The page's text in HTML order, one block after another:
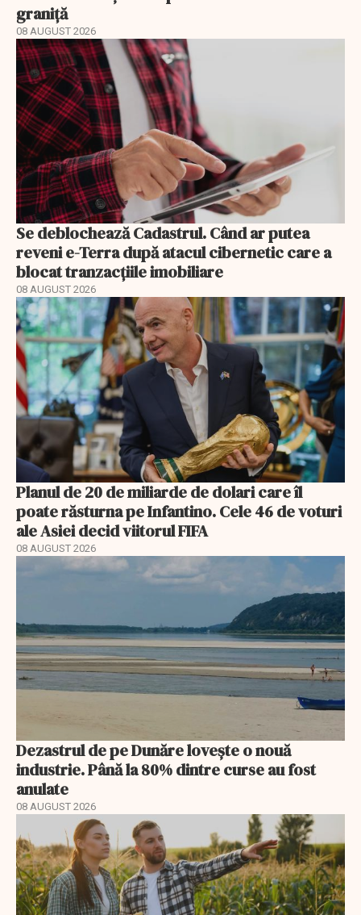
graniță
08 AUGUST 2026
Se deblochează Cadastrul. Când ar putea
reveni e-Terra după atacul cibernetic care a
blocat tranzacțiile imobiliare
08 AUGUST 2026
Planul de 20 de miliarde de dolari care îl
poate răsturna pe Infantino. Cele 46 de voturi
ale Asiei decid viitorul FIFA
08 AUGUST 2026
Dezastrul de pe Dunăre lovește o nouă
industrie. Până la 80% dintre curse au fost
anulate
08 AUGUST 2026